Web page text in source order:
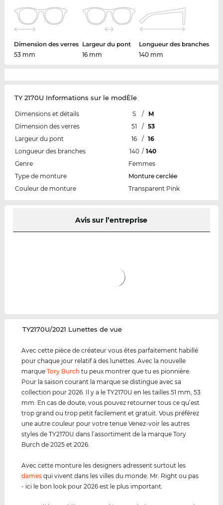
Dimension des verres
53 mm
Largeur du pont
16 mm
Longueur des branches
140 mm
TY 2170U Informations sur le modÈle
Dimensions et détails S /
M
Dimension des verres
51 / 53
Largeur du pont
16 / 16
Longueur des branches
140 / 140
Genre
Femmes
Type de monture
Monture cerclée
Couleur de monture
Transparent Pink
Avis sur l’entreprise
‌TY2170U/2021 Lunettes de vue
Avec cette pièce de créateur vous êtes parfaitement habillé
pour chaque jour relatif à des lunettes. Avec la nouvelle
marqueTory Burch tu peux montrer que tu es pionnière.
Pour la saison courant la marque se distingue avec sa
collection pour 2026. Il y a le TY2170U en les tailles 51 mm, 53
mm. En cas de doute, vous pouvez retourner tous ce qu’est
trop grand ou trop petit facilement et gratuit. Vous préférez
une autre couleur pour votre tenue Venez-voir les autres
styles de TY2170U dans l’assortiment de la marque Tory
Burch de 2025 et 2026.
Avec cette monture les designers adressent surtout les
dames qui vivent dans les villes du monde. Mr. Right ou pas
- ici le bon look pour 2026 est le plus important.